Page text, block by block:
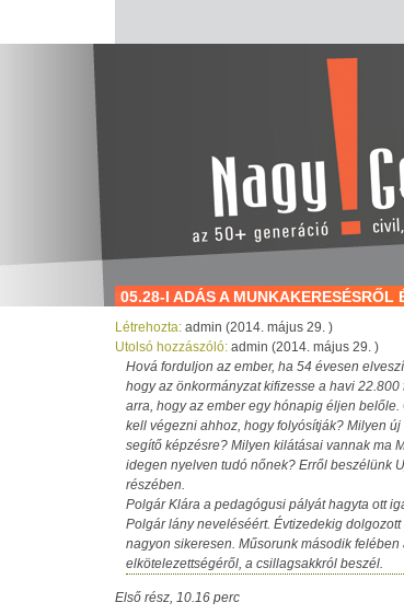
05.28-I ADÁS A MUNKAKERESÉSRŐL
Létrehozta: admin (2014. május 29. )
Utolsó hozzászóló: admin (2014. május 29. )
Hová forduljon az ember, ha 54 évesen
hogy az önkormányzat kifizesse a havi
arra, hogy az ember egy hónapig éljen
kell végezni ahhoz, hogy folyósítják? Milyen
segítő képzésre? Milyen kilátásai vannak ma
idegen nyelven tudó nőnek? Erről beszélünk
részében.
Polgár Klára a pedagógusi pályát hagyta ott
Polgár lány neveléséért. Évtizedekig
nagyon sikeresen. Műsorunk második
elkötelezettségéről, a csillagsakkról beszél.
Első rész, 10.16 perc